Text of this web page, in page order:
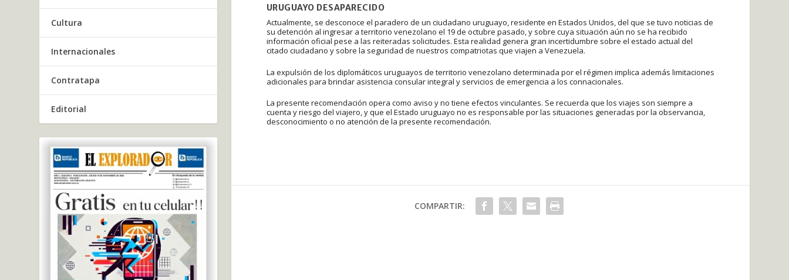
URUGUAYO DESAPARECIDO
Actualmente, se desconoce el paradero de un ciudadano uruguayo, residente en Estados Unidos, del que se tuvo noticias de
su detención al ingresar a territorio venezolano el 19 de octubre pasado, y sobre cuya situación aún no se ha recibido
información oficial pese a las reiteradas solicitudes. Esta realidad genera gran incertidumbre sobre el estado actual del
citado ciudadano y sobre la seguridad de nuestros compatriotas que viajen a Venezuela.
La expulsión de los diplomáticos uruguayos de territorio venezolano determinada por el régimen implica además limitaciones
adicionales para brindar asistencia consular integral y servicios de emergencia a los connacionales.
La presente recomendación opera como aviso y no tiene efectos vinculantes. Se recuerda que los viajes son siempre a
cuenta y riesgo del viajero, y que el Estado uruguayo no es responsable por las situaciones generadas por la observancia,
desconocimiento o no atención de la presente recomendación.
COMPARTIR:
Cultura
Internacionales
Contratapa
Editorial